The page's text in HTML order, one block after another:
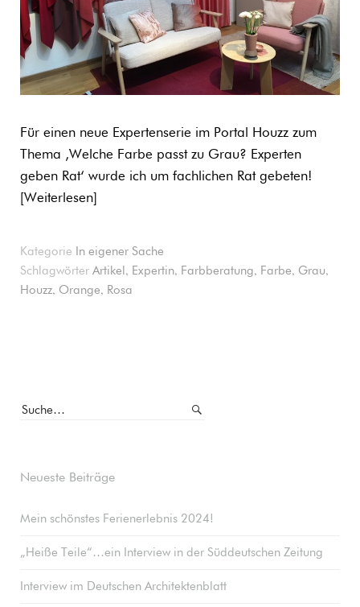
Für einen neue Expertenserie im Portal Houzz zum
Thema ‚Welche Farbe passt zu Grau? Experten
geben Rat‘ wurde ich um fachlichen Rat gebeten!
Weiterlesen
Kategorie
In eigener Sache
Schlagwörter Artikel , Expertin, Farbberatung, Farbe, Grau,
Houzz, Orange, Rosa
Neueste Beiträge
Mein schönstes Ferienerlebnis 2024!
„Heiße Teile“…ein Interview in der Süddeutschen Zeitung
Interview im Deutschen Architektenblatt